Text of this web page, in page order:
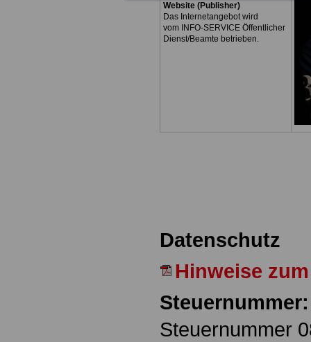
Website (Publisher)
Das Internetangebot wird
vom INFO-SERVICE Öffentlicher
Dienst/Beamte betrieben.
Datenschutz
Hinweise
Steuernummer:
Steuernummer